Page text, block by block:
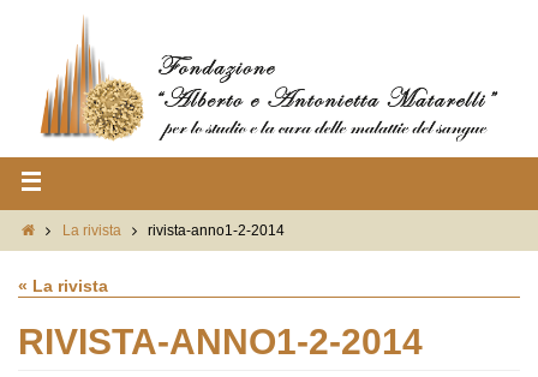
La rivista rivista-anno1-2-2014
« La rivista
RIVISTA-ANNO1-2-2014